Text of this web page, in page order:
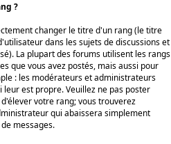
?
changer le titre d'un rang (le titre
dans les sujets de discussions et
La plupart des forums utilisent les rangs
que vous avez postés, mais aussi pour
: les modérateurs et administrateurs
est propre. Veuillez ne pas poster
votre rang; vous trouverez
qui abaissera simplement
messages.